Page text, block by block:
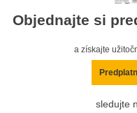
Objednajte si
a získajte
sledujte